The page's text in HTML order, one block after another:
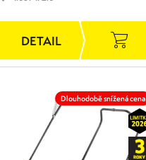
Dlouhodobě snížená cena